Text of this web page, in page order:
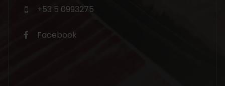
+53 5 0993275
Facebook